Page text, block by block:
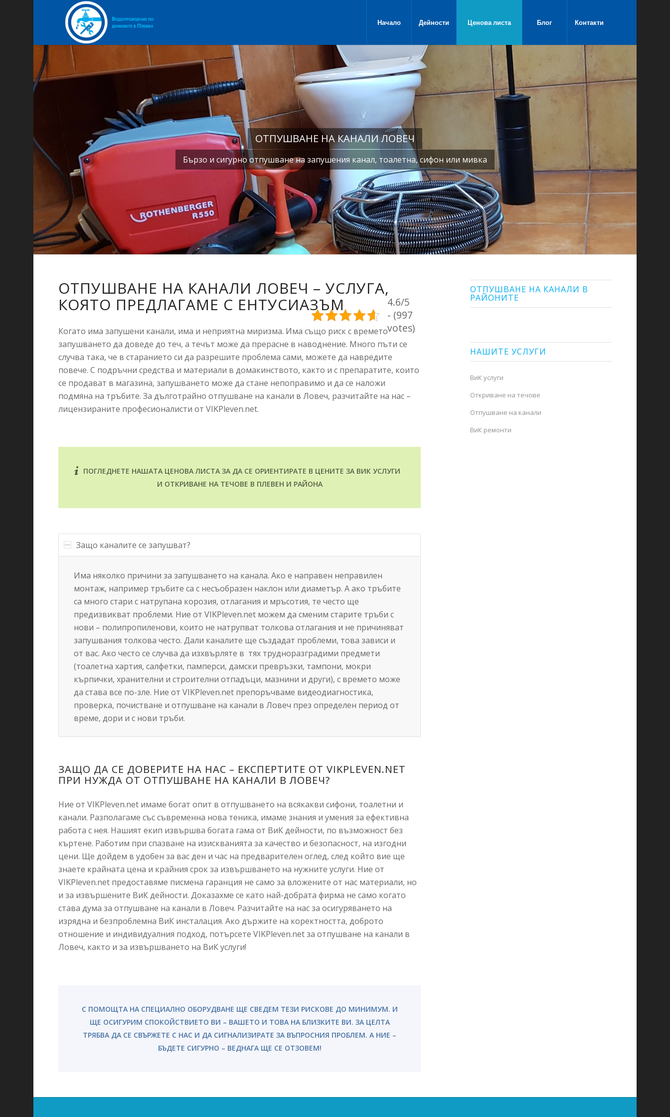
Начало Дейности Ценова листа Блог Контакти
ОТПУШВАНЕ НА КАНАЛИ ЛОВЕЧ
Бързо и сигурно отпушване на запушения канал, тоалетна, сифон или мивка
ОТПУШВАНЕ НА КАНАЛИ ЛОВЕЧ – УСЛУГА,
КОЯТО ПРЕДЛАГАМЕ С ЕНТУСИАЗЪМ
Когато има запушени канали, има и неприятна миризма. Има също риск с времето
запушването да доведе до теч, а течът може да прерасне в наводнение. Много пъти се
случва така, че в старанието си да разрешите проблема сами, можете да навредите
повече. С подръчни средства и материали в домакинството, както и с препаратите, които
се продават в магазина, запушването може да стане непоправимо и да се наложи
подмяна на тръбите. За дълготрайно отпушване на канали в Ловеч, разчитайте на нас –
лицензираните професионалисти от VIKPleven.net.
ПОГЛЕДНЕТЕ НАШАТА ЦЕНОВА ЛИСТА ЗА ДА СЕ ОРИЕНТИРАТЕ В ЦЕНИТЕ ЗА ВИК УСЛУГИ
И ОТКРИВАНЕ НА ТЕЧОВЕ В ПЛЕВЕН И РАЙОНА
Защо каналите се запушват?
Има няколко причини за запушването на канала. Ако е направен неправилен
монтаж, например тръбите са с несъобразен наклон или диаметър. А ако тръбите
са много стари с натрупана корозия, отлагания и мръсотия, те често ще
предизвикват проблеми. Ние от VIKPleven.net можем да сменим старите тръби с
нови – полипропиленови, които не натрупват толкова отлагания и не причиняват
запушвания толкова често. Дали каналите ще създадат проблеми, това зависи и
от вас. Ако често се случва да изхвърляте в тях трудноразградими предмети
(тоалетна хартия, салфетки, памперси, дамски превръзки, тампони, мокри
кърпички, хранителни и строителни отпадъци, мазнини и други), с времето може
да става все по-зле. Ние от VIKPleven.net препоръчваме видеодиагностика,
проверка, почистване и отпушване на канали в Ловеч през определен период от
време, дори и с нови тръби.
ЗАЩО ДА СЕ ДОВЕРИТЕ НА НАС – ЕКСПЕРТИТЕ ОТ VIKPLEVEN.NET
ПРИ НУЖДА ОТ ОТПУШВАНЕ НА КАНАЛИ В ЛОВЕЧ?
Ние от VIKPleven.net имаме богат опит в отпушването на всякакви сифони, тоалетни и
канали. Разполагаме със съвременна нова теника, имаме знания и умения за ефективна
работа с нея. Нашият екип извършва богата гама от ВиК дейности, по възможност без
къртене. Работим при спазване на изискванията за качество и безопасност, на изгодни
цени. Ще дойдем в удобен за вас ден и час на предварителен оглед, след който вие ще
знаете крайната цена и крайния срок за извършването на нужните услуги. Ние от
VIKPleven.net предоставяме писмена гаранция не само за вложените от нас материали, но
и за извършените ВиК дейности. Доказахме се като най-добрата фирма не само когато
става дума за отпушване на канали в Ловеч. Разчитайте на нас за осигуряването на
изрядна и безпроблемна ВиК инсталация. Ако държите на коректността, доброто
отношение и индивидуалния подход, потърсете VIKPleven.net за отпушване на канали в
Ловеч, както и за извършването на ВиК услуги!
С ПОМОЩТА НА СПЕЦИАЛНО ОБОРУДВАНЕ ЩЕ СВЕДЕМ ТЕЗИ РИСКОВЕ ДО МИНИМУМ. И
ЩЕ ОСИГУРИМ СПОКОЙСТВИЕТО ВИ – ВАШЕТО И ТОВА НА БЛИЗКИТЕ ВИ. ЗА ЦЕЛТА
ТРЯБВА ДА СЕ СВЪРЖЕТЕ С НАС И ДА СИГНАЛИЗИРАТЕ ЗА ВЪПРОСНИЯ ПРОБЛЕМ. А НИЕ –
БЪДЕТЕ СИГУРНО – ВЕДНАГА ЩЕ СЕ ОТЗОВЕМ!
4.6/5
- (997
votes)
ОТПУШВАНЕ НА КАНАЛИ В
РАЙОНИТЕ
НАШИТЕ УСЛУГИ
ВиК услуги
Откриване на течове
Отпушване на канали
ВиК ремонти